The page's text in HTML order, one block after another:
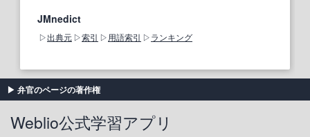
JMnedict
出典元 索引 用語索引 ランキング
弁官のページの著作権
Weblio公式学習アプリ